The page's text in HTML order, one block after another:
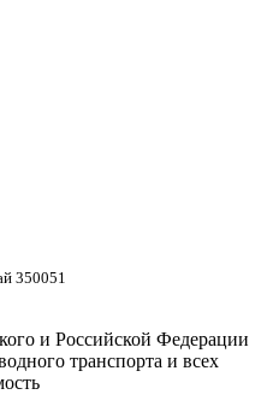
350051
и Российской Федерации
транспорта и всех